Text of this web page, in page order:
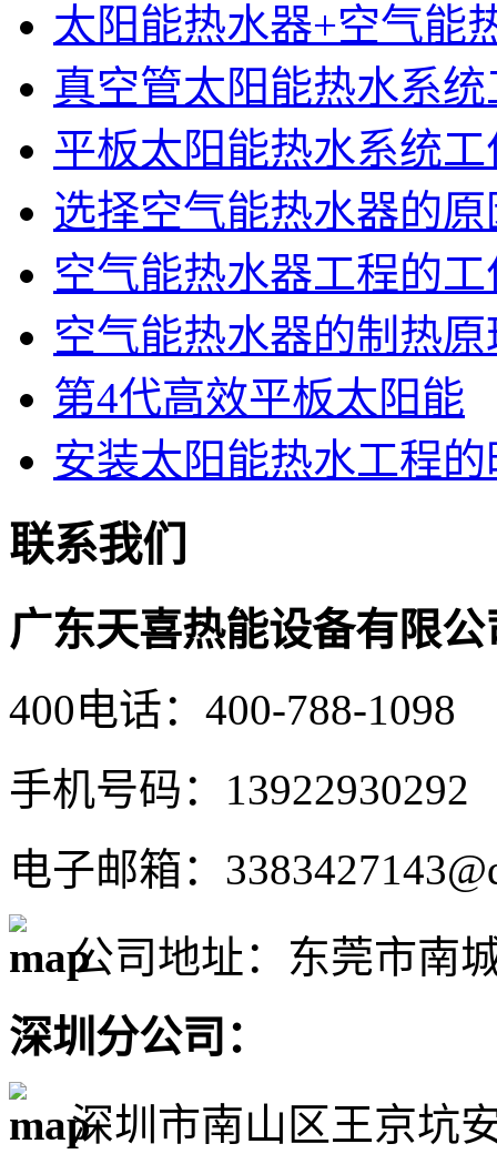
太阳能热水器+空气能
真空管太阳能热水系
平板太阳能热水系统
选择空气能热水器的原
空气能热水器工程的
空气能热水器的制热原
第4代高效平板太阳能
安装太阳能热水工程
联系我们
广东天喜热能设备有限公
400电话：400-788-1098
手机号码：13922930292
电子邮箱：
公司地址：东莞市南
深圳分公司：
深圳市南山区王京坑